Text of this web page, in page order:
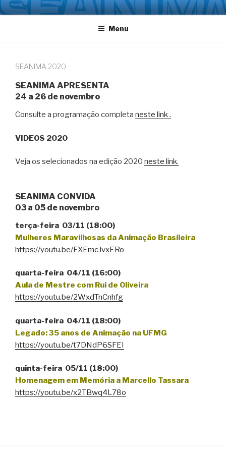
Pular
paraSEANIMA.ORG
Seminário Brasileiro de Estudos em Animação
Menu
SEANIMA 2020
SEANIMA APRESENTA
24 a 26 de novembro
Consulte a programação completa neste link .
VIDEOS 2020
Veja os selecionados na edição 2020 neste link.
SEANIMA CONVIDA
03 a 05 de novembro
terça-feira 03/11 (18:00)
Mulheres Maravilhosas da Animação Brasileira
https://youtu.be/FXEmcJvxERo
quarta-feira 04/11 (16:00)
Aula de Mestre com Rui de Oliveira
https://youtu.be/2WxdTnCnhfg
quarta-feira 04/11 (18:00)
Legado: 35 anos de Animação na UFMG
https://youtu.be/t7DNdP6SFEI
quinta-feira 05/11 (18:00)
Homenagem em Memória a Marcello Tassara
https://youtu.be/x2TBwq4L78o